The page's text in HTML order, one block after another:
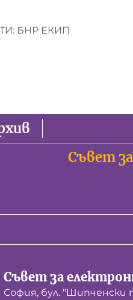
БНР ЕКИП
Съвет
Съвет за
София, бул. "Шипченски